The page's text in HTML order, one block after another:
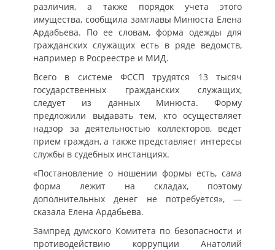
различия, а также порядок учета этого
имущества, сообщила замглавы Минюста Елена
Ардабьева. По ее словам, форма одежды для
гражданских служащих есть в ряде ведомств,
например в Росреестре и МИД.
Всего в системе ФССП трудятся 13 тысяч
государственных гражданских служащих,
следует из данных Минюста. Форму
предложили выдавать тем, кто осуществляет
надзор за деятельностью коллекторов, ведет
прием граждан, а также представляет интересы
службы в судебных инстанциях.
«Постановление о ношении формы есть, сама
форма лежит на складах, поэтому
дополнительных денег не потребуется», —
сказала Елена Ардабьева.
Зампред думского Комитета по безопасности и
противодействию коррупции Анатолий